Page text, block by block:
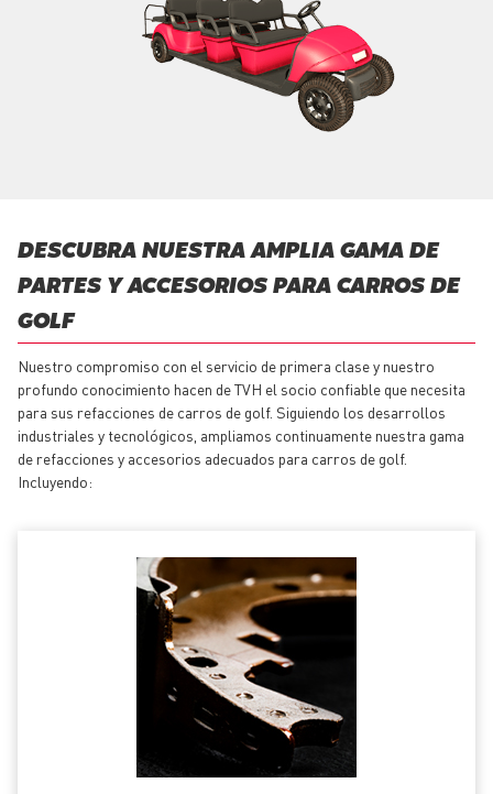
DESCUBRA NUESTRA AMPLIA GAMA DE
PARTES Y ACCESORIOS PARA CARROS DE
GOLF
Nuestro compromiso con el servicio de primera clase y nuestro
profundo conocimiento hacen de TVH el socio confiable que necesita
para sus refacciones de carros de golf. Siguiendo los desarrollos
industriales y tecnológicos, ampliamos continuamente nuestra gama
de refacciones y accesorios adecuados para carros de golf.
Incluyendo: